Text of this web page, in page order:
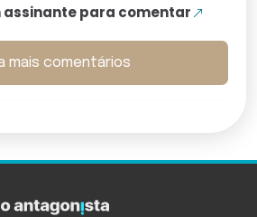
assinante para comentar
mais comentários